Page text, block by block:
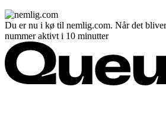
Du er nu i kø til nemlig.com. Når det
nummer aktivt i 10 minutter